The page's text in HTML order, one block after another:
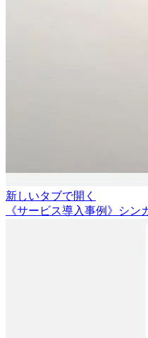
新しいタブで開く
《サービス導入事例》シン